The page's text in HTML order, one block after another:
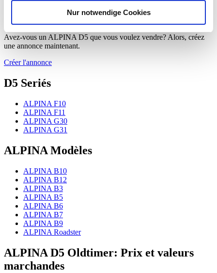
analysieren. Außerdem geben wir Informationen zu Ihrer
Verwendung unserer Website an unsere Partner für
soziale Medien, Werbung und Analysen weiter. Unsere
Partner führen diese Informationen möglicherweise mit
weiteren Daten zusammen, die Sie ihnen bereitgestellt
haben oder die sie im Rahmen Ihrer Nutzung der Dienste
Nur notwendige Cookies
Avez-vous un ALPINA D5 que vous voulez vendre? Alors, créez
une annonce maintenant.
Créer l'annonce
D5 Seriés
ALPINA F10
ALPINA F11
ALPINA G30
ALPINA G31
ALPINA Modèles
ALPINA B10
ALPINA B12
ALPINA B3
ALPINA B5
ALPINA B6
ALPINA B7
ALPINA B9
ALPINA Roadster
ALPINA D5 Oldtimer: Prix et valeurs
marchandes